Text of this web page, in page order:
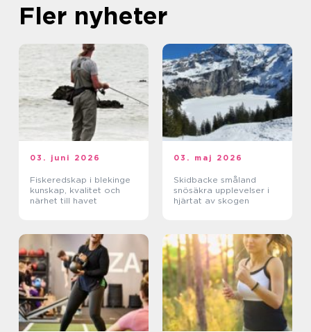
Fler nyheter
03. juni 2026
Fiskeredskap i blekinge
kunskap, kvalitet och
närhet till havet
03. maj 2026
Skidbacke småland
snösäkra upplevelser i
hjärtat av skogen